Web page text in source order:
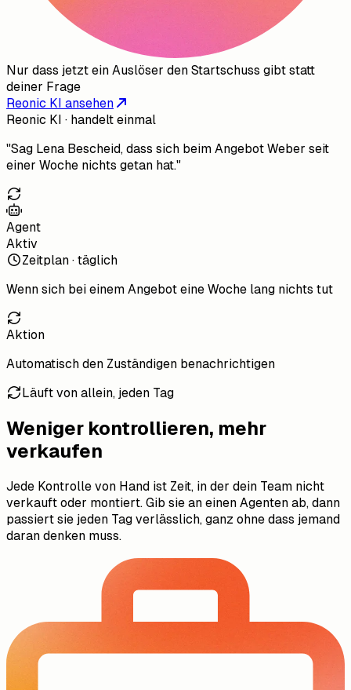
Nur dass jetzt ein Auslöser den Startschuss gibt statt
deiner Frage
Reonic KI ansehen
Reonic KI · handelt einmal
"Sag Lena Bescheid, dass sich beim Angebot Weber seit
einer Woche nichts getan hat."
Agent
Aktiv
Zeitplan · täglich
Wenn sich bei einem Angebot eine Woche lang nichts tut
Aktion
Automatisch den Zuständigen benachrichtigen
Läuft von allein, jeden Tag
Weniger kontrollieren, mehr
verkaufen
Jede Kontrolle von Hand ist Zeit, in der dein Team nicht
verkauft oder montiert. Gib sie an einen Agenten ab, dann
passiert sie jeden Tag verlässlich, ganz ohne dass jemand
daran denken muss.